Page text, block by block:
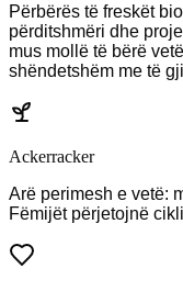
Përbërës të freskët
përditshmëri dhe
mus mollë të bërë
shëndetshëm me të
Ackerracker
Arë perimesh e vetë:
Fëmijët përjetojnë